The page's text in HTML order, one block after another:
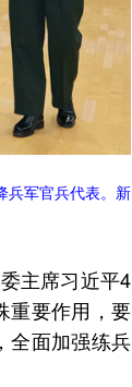
兵军官兵代表。新
主席习近平4
重要作用，要
全面加强练兵